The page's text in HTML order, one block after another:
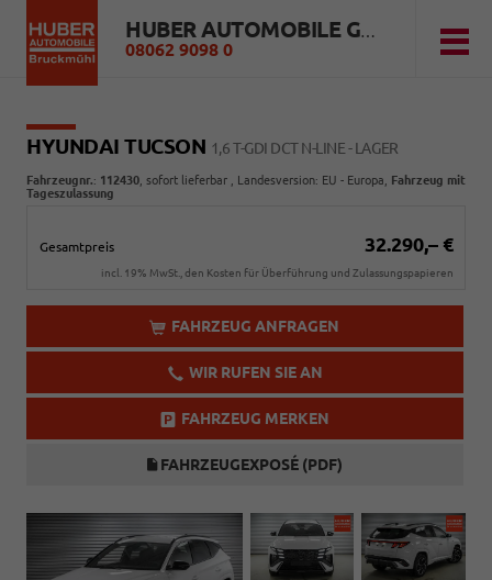
HUBER AUTOMOBILE GMBH
08062 9098 0
HYUNDAI TUCSON 1,6 T-GDI DCT N-LINE - LAGER
Fahrzeugnr.: 112430 sofort lieferbar , Landesversion: EU - Europa, Fahrzeug mit
Tageszulassung
Gesamtpreis 32.290,– €
incl. 19% MwSt., den Kosten für Überführung und Zulassungspapieren
FAHRZEUG ANFRAGEN
WIR RUFEN SIE AN
FAHRZEUG MERKEN
FAHRZEUGEXPOSÉ (PDF)